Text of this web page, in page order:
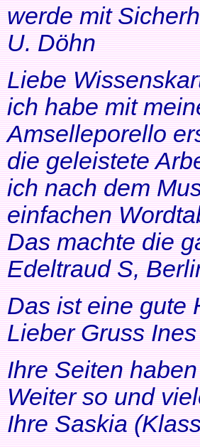
werde mit
U. Döhn
Liebe
ich habe mit
Amselleporello
die geleistete
ich nach dem
einfachen
Das machte die
Edeltraud S,
Das ist eine gute
Lieber Gruss Ines
Ihre Seiten
Weiter so und
Ihre Saskia